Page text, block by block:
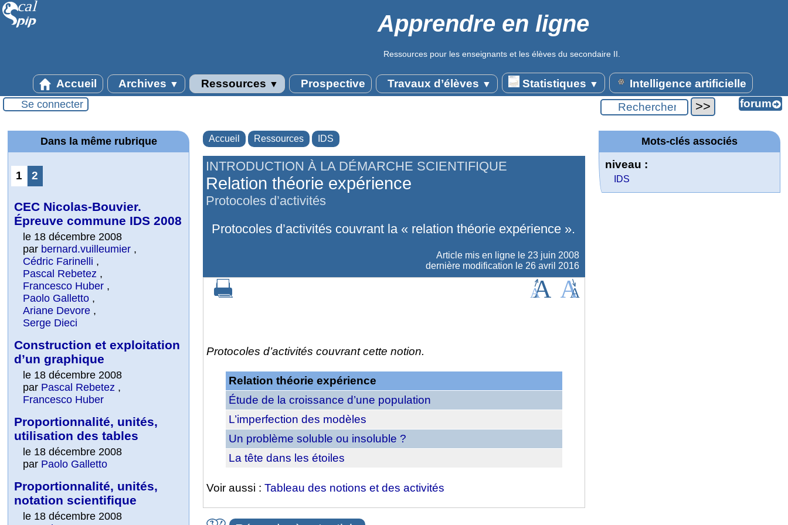
Apprendre en ligne
Ressources pour les enseignants et les élèves du secondaire II.
Accueil Archives ▼ Ressources ▼ Prospective Travaux d’élèves ▼ Statistiques ▼ Intelligence artificielle
Se connecter
Accueil Ressources IDS
INTRODUCTION À LA DÉMARCHE SCIENTIFIQUE
Relation théorie expérience
Protocoles d’activités
Protocoles d’activités couvrant la « relation théorie expérience ».
Article mis en ligne le 23 juin 2008
dernière modification le 26 avril 2016
Protocoles d’activités couvrant cette notion.
Relation théorie expérience
Étude de la croissance d’une population
L’imperfection des modèles
Un problème soluble ou insoluble ?
La tête dans les étoiles
Voir aussi : Tableau des notions et des activités
Dans la même rubrique
1 2
CEC Nicolas-Bouvier.
Épreuve commune IDS 2008
le 18 décembre 2008
par bernard.vuilleumier ,
Cédric Farinelli ,
Pascal Rebetez ,
Francesco Huber ,
Paolo Galletto ,
Ariane Devore ,
Serge Dieci
Construction et exploitation
d’un graphique
le 18 décembre 2008
par Pascal Rebetez ,
Francesco Huber
Proportionnalité, unités,
utilisation des tables
le 18 décembre 2008
par Paolo Galletto
Proportionnalité, unités,
notation scientifique
le 18 décembre 2008
Mots-clés associés
niveau :
IDS